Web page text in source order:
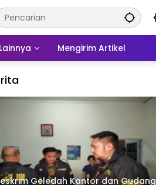
Lainnya Mengirim Artikel
Geledah Kantor dan Gudang